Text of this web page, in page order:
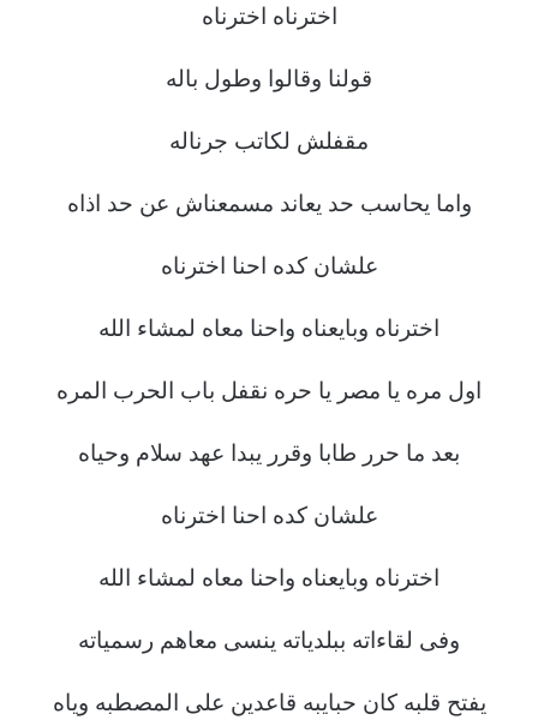
اخترناه اخترناه
قولنا وقالوا وطول باله
مقفلش لكاتب جرناله
واما يحاسب حد يعاند مسمعناش عن حد اذاه
علشان كده احنا اخترناه
اخترناه وبايعناه واحنا معاه لمشاء الله
اول مره يا مصر يا حره نقفل باب الحرب المره
بعد ما حرر طابا وقرر يبدا عهد سلام وحياه
علشان كده احنا اخترناه
اخترناه وبايعناه واحنا معاه لمشاء الله
وفى لقاءاته ببلدياته ينسى معاهم رسمياته
يفتح قلبه كان حبايبه قاعدين على المصطبه وياه